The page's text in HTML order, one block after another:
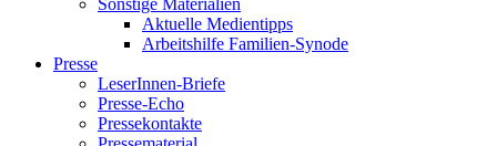
Sonstige Materialien
Aktuelle Medientipps
Arbeitshilfe Familien-Synode
Presse
LeserInnen-Briefe
Presse-Echo
Pressekontakte